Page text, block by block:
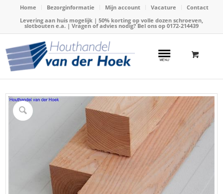
Home Bezorginformatie Mijn account Vacature
Contact
Levering aan huis mogelijk | 50% korting op volle dozen schroeven,
slotbouten e.a. | Vragen of advies nodig? Bel ons op 0172-214439
Home / Webshop / Douglas hout / Douglas palen
Paal Douglas 120x120mm x 300cm